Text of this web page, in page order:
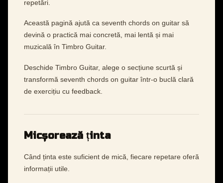
repetări.
Această pagină ajută ca seventh chords on guitar să
devină o practică mai concretă, mai lentă și mai
muzicală în Timbro Guitar.
Deschide Timbro Guitar, alege o secțiune scurtă și
transformă seventh chords on guitar într-o buclă clară
de exercițiu cu feedback.
Micșorează ținta
Când ținta este suficient de mică, fiecare repetare oferă
informații utile.